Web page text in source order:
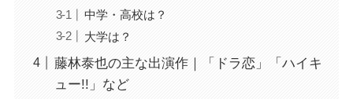
中学・高校は？
大学は？
藤林泰也の主な出演作｜「ドラ恋」「ハイキ
ュー!!」など